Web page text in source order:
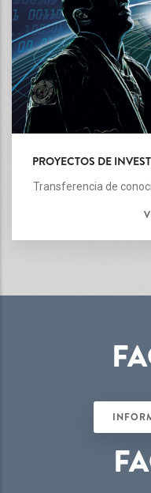
PROYECTOS DE
Transferencia de